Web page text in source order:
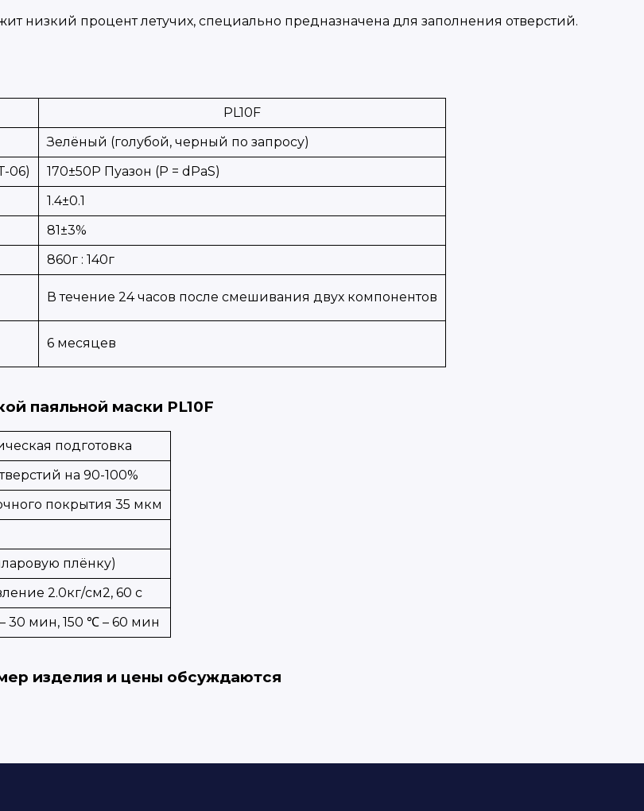
низкий процент летучих, специально предназначена для заполнения отверстий.
PL10F
Зелёный (голубой, черный по запросу)
06)
170±50P Пуазон (P = dPaS)
1.4±0.1
81±3%
860г : 140г
В течение 24 часов после смешивания двух компонентов
6 месяцев
паяльной маски PL10F
подготовка
на 90-100%
покрытия 35 мкм
плёнку)
2.0кг/см2, 60 с
30 мин, 150 ℃ – 60 мин
изделия и цены обсуждаются